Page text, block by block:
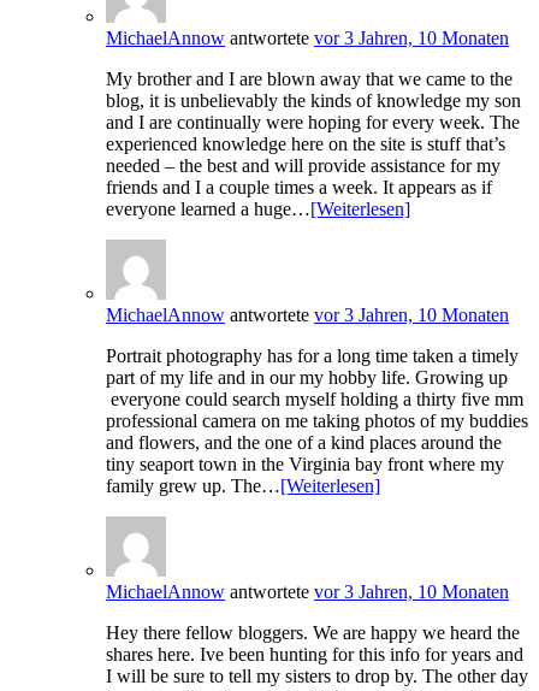
MichaelAnnow antwortete vor 3 Jahren, 10 Monaten
My brother and I are blown away that we came to the
blog, it is unbelievably the kinds of knowledge my son
and I are continually were hoping for every week. The
experienced knowledge here on the site is stuff that’s
needed – the best and will provide assistance for my
friends and I a couple times a week. It appears as if
everyone learned a huge…[Weiterlesen]
MichaelAnnow antwortete vor 3 Jahren, 10 Monaten
Portrait photography has for a long time taken a timely
part of my life and in our my hobby life. Growing up
everyone could search myself holding a thirty five mm
professional camera on me taking photos of my buddies
and flowers, and the one of a kind places around the
tiny seaport town in the Virginia bay front where my
family grew up. The…[Weiterlesen]
MichaelAnnow antwortete vor 3 Jahren, 10 Monaten
Hey there fellow bloggers. We are happy we heard the
shares here. Ive been hunting for this info for years and
I will be sure to tell my sisters to drop by. The other day